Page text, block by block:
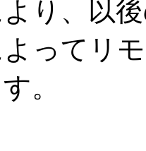
り、以
よってリ
。